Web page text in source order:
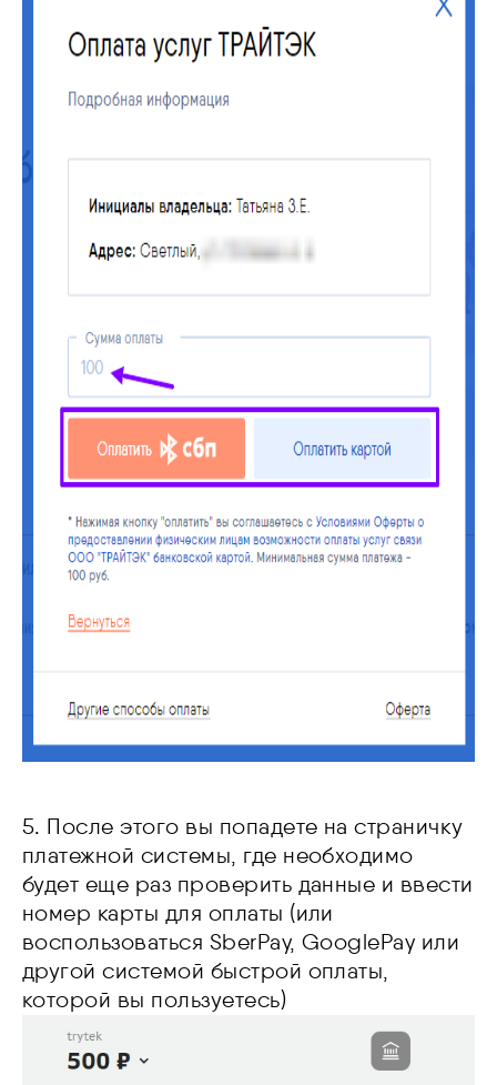
5. После этого вы попадете на страничку
платежной системы, где необходимо
будет еще раз проверить данные и ввести
номер карты для оплаты (или
воспользоваться SberPay, GooglePay или
другой системой быстрой оплаты,
которой вы пользуетесь)